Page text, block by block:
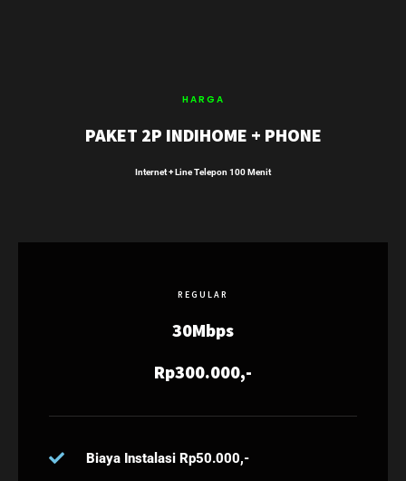
HARGA
PAKET 2P INDIHOME + PHONE
Internet + Line Telepon 100 Menit
REGULAR
30Mbps
Rp300.000,-
Biaya Instalasi Rp50.000,-